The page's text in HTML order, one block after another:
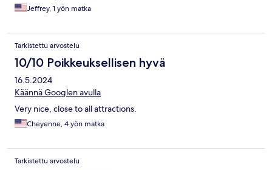
Jeffrey, 1 yön matka
Tarkistettu arvostelu
10/10 Poikkeuksellisen hyvä
16.5.2024
Käännä Googlen avulla
Very nice, close to all attractions.
Cheyenne, 4 yön matka
Tarkistettu arvostelu